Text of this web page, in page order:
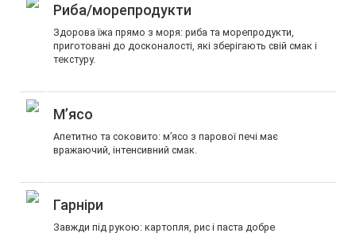
Риба/морепродукти
Здорова їжа прямо з моря: риба та морепродукти,
приготовані до досконалості, які зберігають свій смак і
текстуру.
М’ясо
Апетитно та соковито: м’ясо з парової печі має
вражаючий, інтенсивний смак.
Гарніри
Завжди під рукою: картопля, рис і паста добре